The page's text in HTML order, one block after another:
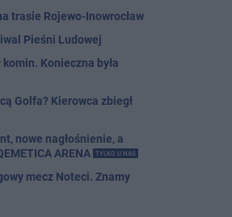
trasie Rojewo-Inowrocław
Pieśni Ludowej
Konieczna była
Golfa? Kierowca zbiegł
nowe nagłośnienie, a
ARENA
TYLKO U NAS
mecz Noteci. Znamy